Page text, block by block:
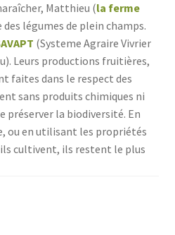
Matthieu (la ferme
des légumes de plein champs.
(Systeme Agraire Vivrier
Leurs productions fruitières,
faites dans le respect des
sans produits chimiques ni
préserver la biodiversité. En
ou en utilisant les propriétés
cultivent, ils restent le plus